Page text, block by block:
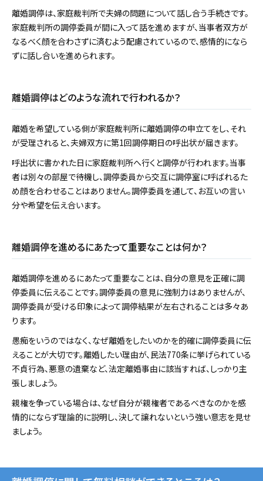
離婚調停は、家庭裁判所で夫婦の問題について話し合う手続きです。
家庭裁判所の調停委員が間に入って話を進めますが、当事者双方が
なるべく顔を合わさずに済むよう配慮されているので、感情的になら
ずに話し合いを進められます。
離婚調停はどのような流れで行われるか？
離婚を希望している側が家庭裁判所に離婚調停の申立てをし、それ
が受理されると、夫婦双方に第1回調停期日の呼出状が届きます。
呼出状に書かれた日に家庭裁判所へ行くと調停が行われます。当事
者は別々の部屋で待機し、調停委員から交互に調停室に呼ばれるた
め顔を合わせることはありません。調停委員を通して、お互いの言い
分や希望を伝え合います。
離婚調停を進めるにあたって重要なことは何か？
離婚調停を進めるにあたって重要なことは、自分の意見を正確に調
停委員に伝えることです。調停委員の意見に強制力はありませんが、
調停委員が受ける印象によって調停結果が左右されることは多々あ
ります。
愚痴をいうのではなく、なぜ離婚をしたいのかを的確に調停委員に伝
えることが大切です。離婚したい理由が、民法770条に挙げられている
不貞行為、悪意の遺棄など、法定離婚事由に該当すれば、しっかり主
張しましょう。
親権を争っている場合は、なぜ自分が親権者であるべきなのかを感
情的にならず理論的に説明し、決して譲れないという強い意志を見せ
ましょう。